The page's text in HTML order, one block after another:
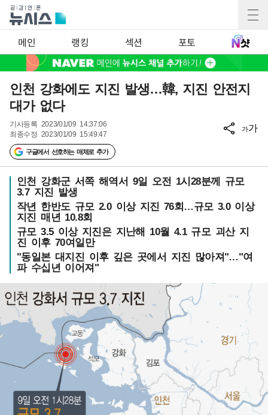
메인 랭킹 섹션 포토
인천 강화에도 지진 발생…韓, 지진 안전지
대가 없다
기사등록 2023/01/09 14:37:06
최종수정 2023/01/09 15:49:47
구글에서 선호하는 매체로 추가
가가
인천 강화군 서쪽 해역서 9일 오전 1시28분께 규모
3.7 지진 발생
작년 한반도 규모 2.0 이상 지진 76회…규모 3.0 이상
지진 매년 10.8회
규모 3.5 이상 지진은 지난해 10월 4.1 규모 괴산 지
진 이후 70여일만
"동일본 대지진 이후 깊은 곳에서 지진 많아져"…"여
파 수십년 이어져"